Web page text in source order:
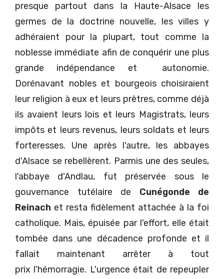
presque partout dans la Haute-Alsace les
germes de la doctrine nouvelle, les villes y
adhéraient pour la plupart, tout comme la
noblesse immédiate afin de conquérir une plus
grande indépendance et autonomie.
Dorénavant nobles et bourgeois choisiraient
leur religion à eux et leurs prêtres, comme déjà
ils avaient leurs lois et leurs Magistrats, leurs
impôts et leurs revenus, leurs soldats et leurs
forteresses. Une après l'autre, les abbayes
d'Alsace se rebellèrent. Parmis une des seules,
l'abbaye d'Andlau, fut préservée sous le
gouvernance tutélaire de Cunégonde de
Reinach et resta fidèlement attachée à la foi
catholique. Mais, épuisée par l'effort, elle était
tombée dans une décadence profonde et il
fallait maintenant arrêter à tout
prix l'hémorragie. L'urgence était de repeupler